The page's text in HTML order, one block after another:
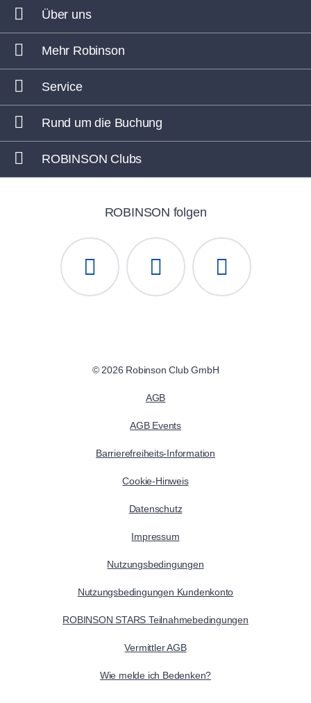
Über uns
Mehr Robinson
Service
Rund um die Buchung
ROBINSON Clubs
ROBINSON folgen
© 2026 Robinson Club GmbH
AGB
AGB Events
Barrierefreiheits-Information
Cookie-Hinweis
Datenschutz
Impressum
Nutzungsbedingungen
Nutzungsbedingungen Kundenkonto
ROBINSON STARS Teilnahmebedingungen
Vermittler AGB
Wie melde ich Bedenken?